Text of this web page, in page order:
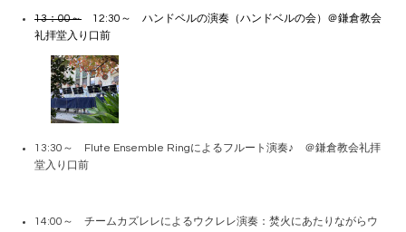
13：00～ 12:30～ ハンドベルの演奏（ハンドベルの会）＠鎌倉教会
礼拝堂入り口前
13:30～ Flute Ensemble Ringによるフルート演奏♪ ＠鎌倉教会礼拝
堂入り口前
14:00～ チームカズレレによるウクレレ演奏：焚火にあたりながらウ